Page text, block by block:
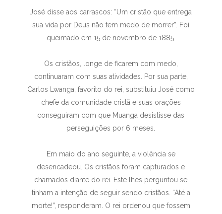
José disse aos carrascos: “Um cristão que entrega
sua vida por Deus não tem medo de morrer”. Foi
queimado em 15 de novembro de 1885.
Os cristãos, longe de ficarem com medo,
continuaram com suas atividades. Por sua parte,
Carlos Lwanga, favorito do rei, substituiu José como
chefe da comunidade cristã e suas orações
conseguiram com que Muanga desistisse das
perseguições por 6 meses.
Em maio do ano seguinte, a violência se
desencadeou. Os cristãos foram capturados e
chamados diante do rei. Este lhes perguntou se
tinham a intenção de seguir sendo cristãos. “Até a
morte!”, responderam. O rei ordenou que fossem